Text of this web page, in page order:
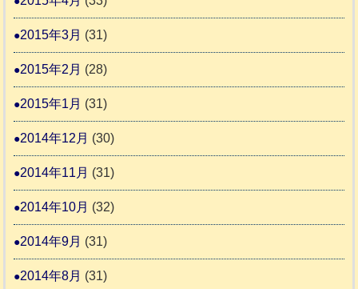
2015年3月 (31)
2015年2月 (28)
2015年1月 (31)
2014年12月 (30)
2014年11月 (31)
2014年10月 (32)
2014年9月 (31)
2014年8月 (31)